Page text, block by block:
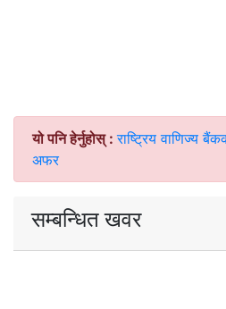
यो पनि हेर्नुहोस् :राष्ट्रिय वाणिज्य
अफर
सम्बन्धित खवर